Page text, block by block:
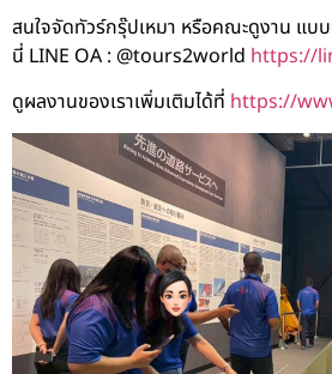
สนใจจัดทัวร์กรุ๊ปเหมา หรือคณะดูงาน แบ
นี่ LINE OA : @tours2world https://
ดูผลงานของเราเพิ่มเติมได้ที่ https://